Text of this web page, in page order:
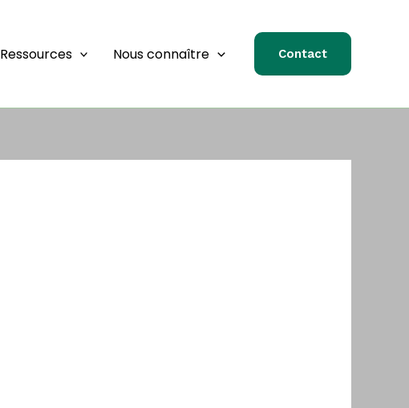
Ressources Nous connaître Contact